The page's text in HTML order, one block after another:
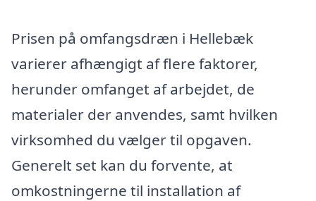
Prisen på omfangsdræn i Hellebæk
varierer afhængigt af flere faktorer,
herunder omfanget af arbejdet, de
materialer der anvendes, samt hvilken
virksomhed du vælger til opgaven.
Generelt set kan du forvente, at
omkostningerne til installation af